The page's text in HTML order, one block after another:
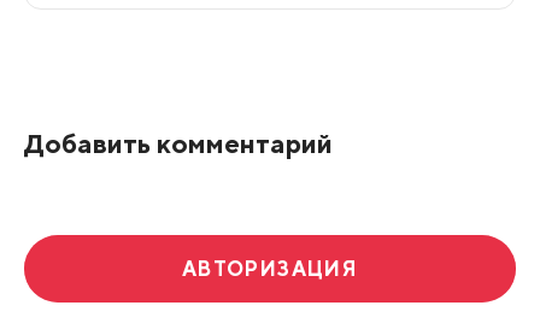
Добавить комментарий
АВТОРИЗАЦИЯ